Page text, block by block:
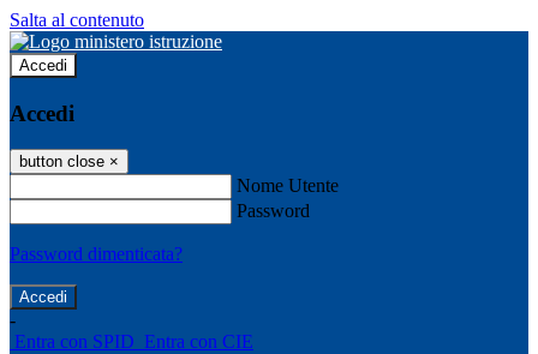
Salta al contenuto
Accedi
Accedi
button close ×
Nome Utente
Password
Password dimenticata?
-
Entra con SPID Entra con CIE